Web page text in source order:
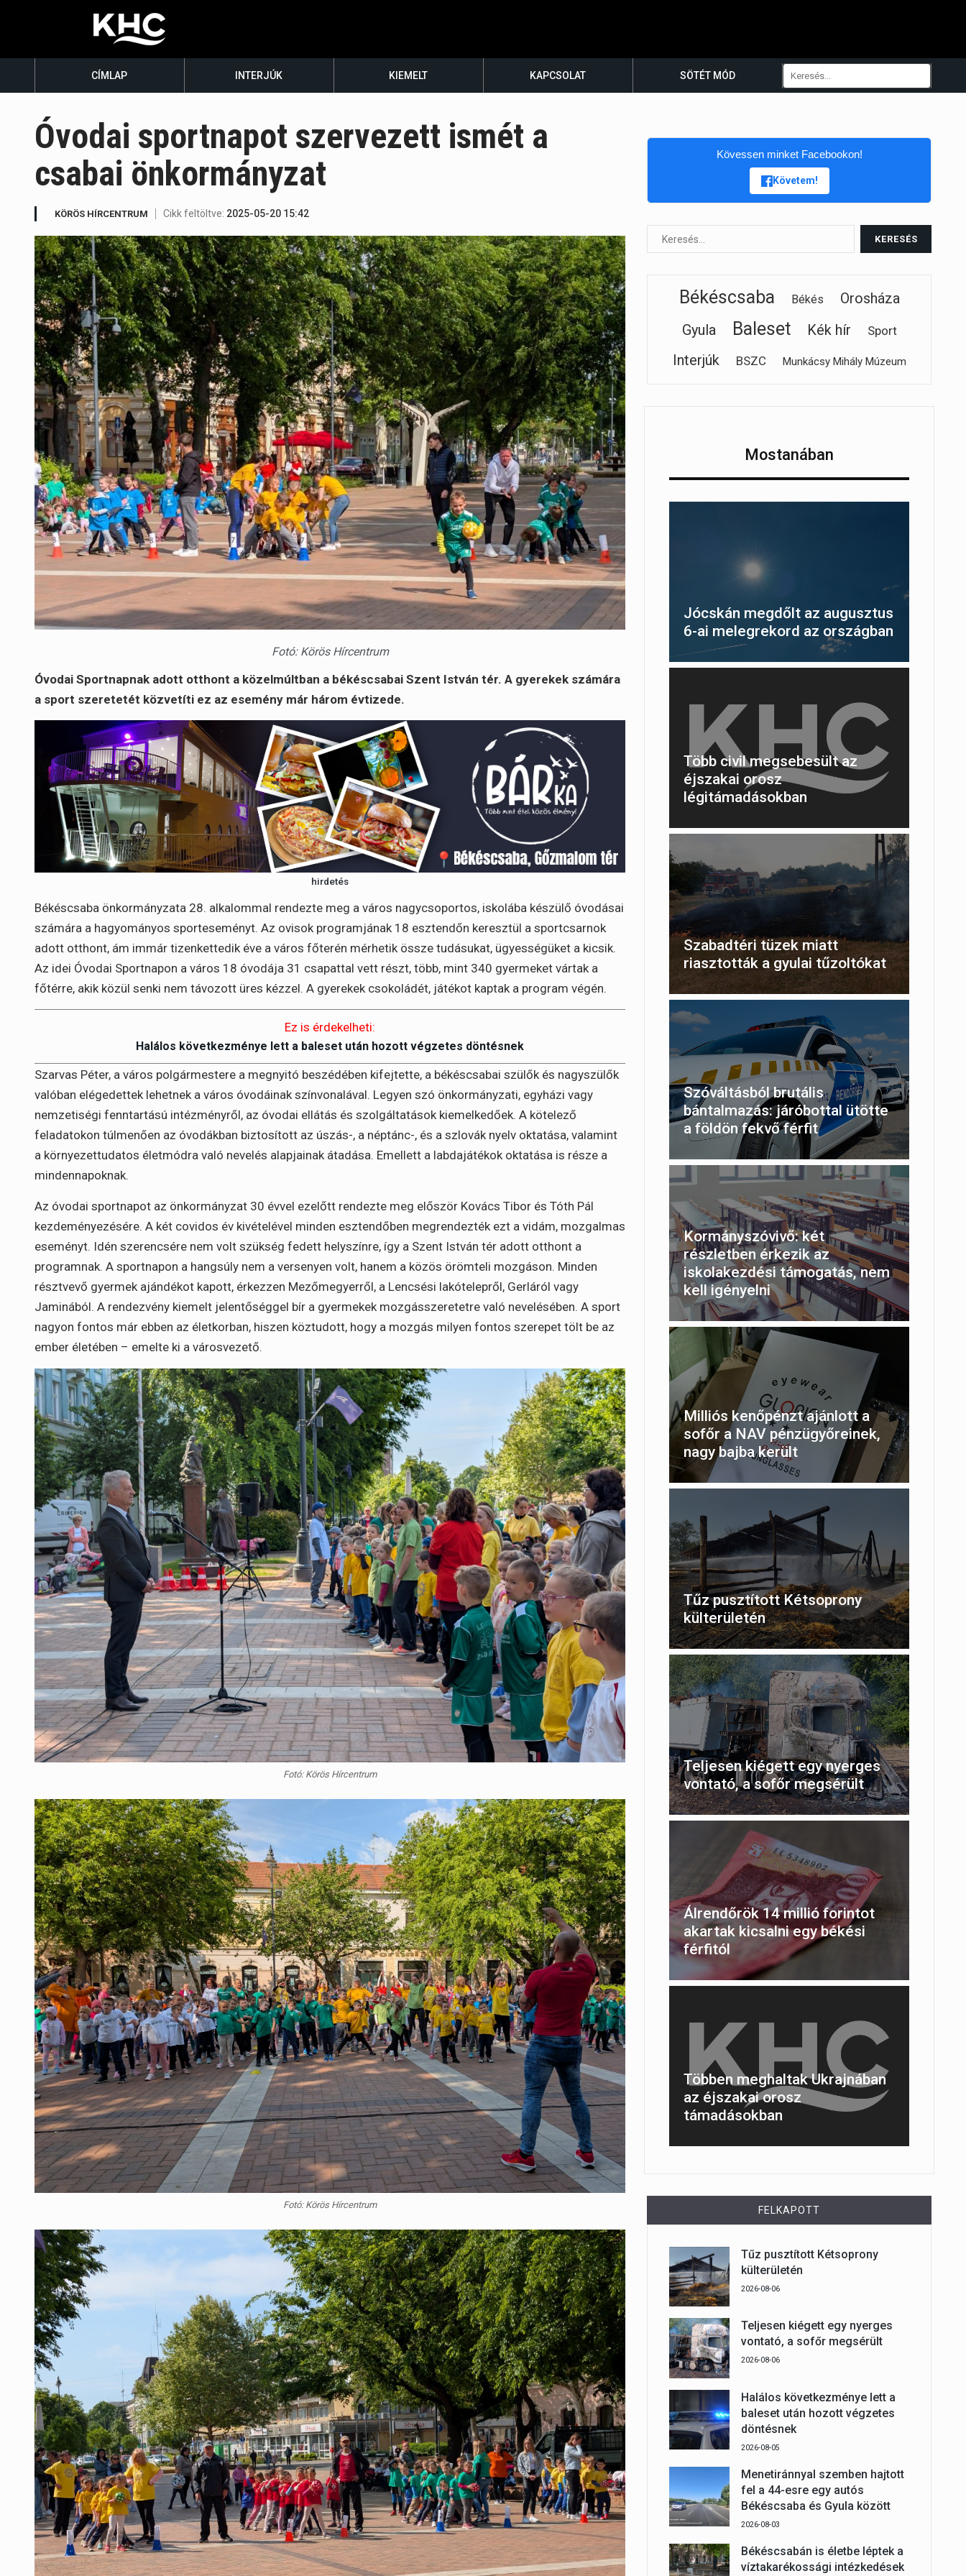
CÍMLAP INTERJÚK KIEMELT KAPCSOLAT SÖTÉT MÓD
Óvodai sportnapot szervezett ismét a
csabai önkormányzat
KÖRÖS HÍRCENTRUM Cikk feltöltve: 2025-05-20 15:42
Fotó: Körös Hírcentrum
Óvodai Sportnapnak adott otthont a közelmúltban a békéscsabai Szent István tér. A gyerekek számára
a sport szeretetét közvetíti ez az esemény már három évtizede.
hirdetés
Békéscsaba önkormányzata 28. alkalommal rendezte meg a város nagycsoportos, iskolába készülő óvodásai
számára a hagyományos sporteseményt. Az ovisok programjának 18 esztendőn keresztül a sportcsarnok
adott otthont, ám immár tizenkettedik éve a város főterén mérhetik össze tudásukat, ügyességüket a kicsik.
Az idei Óvodai Sportnapon a város 18 óvodája 31 csapattal vett részt, több, mint 340 gyermeket vártak a
főtérre, akik közül senki nem távozott üres kézzel. A gyerekek csokoládét, játékot kaptak a program végén.
Ez is érdekelheti:
Halálos következménye lett a baleset után hozott végzetes döntésnek
Szarvas Péter, a város polgármestere a megnyitó beszédében kifejtette, a békéscsabai szülők és nagyszülők
valóban elégedettek lehetnek a város óvodáinak színvonalával. Legyen szó önkormányzati, egyházi vagy
nemzetiségi fenntartású intézményről, az óvodai ellátás és szolgáltatások kiemelkedőek. A kötelező
feladatokon túlmenően az óvodákban biztosított az úszás-, a néptánc-, és a szlovák nyelv oktatása, valamint
a környezettudatos életmódra való nevelés alapjainak átadása. Emellett a labdajátékok oktatása is része a
mindennapoknak.
Az óvodai sportnapot az önkormányzat 30 évvel ezelőtt rendezte meg először Kovács Tibor és Tóth Pál
kezdeményezésére. A két covidos év kivételével minden esztendőben megrendezték ezt a vidám, mozgalmas
eseményt. Idén szerencsére nem volt szükség fedett helyszínre, így a Szent István tér adott otthont a
programnak. A sportnapon a hangsúly nem a versenyen volt, hanem a közös örömteli mozgáson. Minden
résztvevő gyermek ajándékot kapott, érkezzen Mezőmegyerről, a Lencsési lakótelepről, Gerláról vagy
Jaminából. A rendezvény kiemelt jelentőséggel bír a gyermekek mozgásszeretetre való nevelésében. A sport
nagyon fontos már ebben az életkorban, hiszen köztudott, hogy a mozgás milyen fontos szerepet tölt be az
ember életében – emelte ki a városvezető.
Fotó: Körös Hírcentrum
Fotó: Körös Hírcentrum
Kövessen minket Facebookon!
Követem!
Békéscsaba Békés
Orosháza
Gyula
Baleset Kék hír Sport
Interjúk BSZC Munkácsy Mihály Múzeum
Mostanában
Jócskán megdőlt az augusztus
6-ai melegrekord az országban
Több civil megsebesült az
éjszakai orosz
légitámadásokban
Szabadtéri tüzek miatt
riasztották a gyulai tűzoltókat
Szóváltásból brutális
bántalmazás: járóbottal ütötte
a földön fekvő férfit
Kormányszóvivő: két
részletben érkezik az
iskolakezdési támogatás, nem
kell igényelni
Milliós kenőpénzt ajánlott a
sofőr a NAV pénzügyőreinek,
nagy bajba került
Tűz pusztított Kétsoprony
külterületén
Teljesen kiégett egy nyerges
vontató, a sofőr megsérült
Álrendőrök 14 millió forintot
akartak kicsalni egy békési
férfitól
Többen meghaltak Ukrajnában
az éjszakai orosz
támadásokban
FELKAPOTT
Tűz pusztított Kétsoprony
külterületén
2026-08-06
Teljesen kiégett egy nyerges
vontató, a sofőr megsérült
2026-08-06
Halálos következménye lett a
baleset után hozott végzetes
döntésnek
2026-08-05
Menetiránnyal szemben hajtott
fel a 44-esre egy autós
Békéscsaba és Gyula között
2026-08-03
Békéscsabán is életbe léptek a
víztakarékossági intézkedések